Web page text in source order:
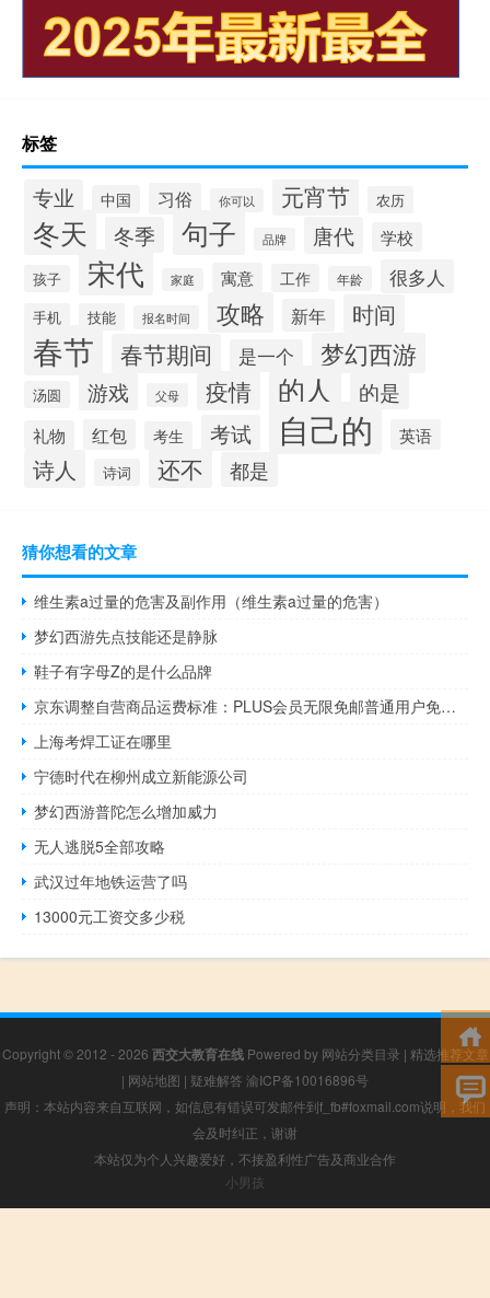
标签
专业 中国 习俗 你可以 元宵节 农历
冬天 冬季 句子 品牌 唐代 学校
孩子 宋代 家庭 寓意 工作 年龄 很多人
手机 技能 报名时间 攻略 新年 时间
春节 春节期间 是一个 梦幻西游
汤圆 游戏 父母 疫情 的人 的是
礼物 红包 考生 考试 自己的 英语
诗人 诗词 还不 都是
猜你想看的文章
维生素a过量的危害及副作用（维生素a过量的危害）
梦幻西游先点技能还是静脉
鞋子有字母Z的是什么品牌
京东调整自营商品运费标准：PLUS会员无限免邮普通用户免邮门槛降至59元
上海考焊工证在哪里
宁德时代在柳州成立新能源公司
梦幻西游普陀怎么增加威力
无人逃脱5全部攻略
武汉过年地铁运营了吗
13000元工资交多少税
Copyright © 2012 - 2026 西交大教育在线Powered by 网站分类目录 | 精选推荐文章
| 网站地图 | 疑难解答 渝ICP备10016896号
声明：本站内容来自互联网，如信息有错误可发邮件到f_fb#foxmail.com说明，我们
会及时纠正，谢谢
本站仅为个人兴趣爱好，不接盈利性广告及商业合作
小男孩